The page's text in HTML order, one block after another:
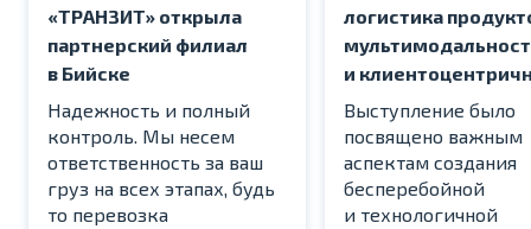
«ТРАНЗИТ» открыла
партнерский филиал
в Бийске
Надежность и полный
контроль. Мы несем
ответственность за ваш
груз на всех этапах, будь
то перевозка
логистика
и
Выступление было
посвящено важным
аспектам создания
бесперебойной
и технологичной